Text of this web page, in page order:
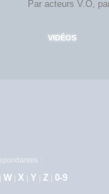
VIDÉOS
:
|W | X | Y | Z |0-9